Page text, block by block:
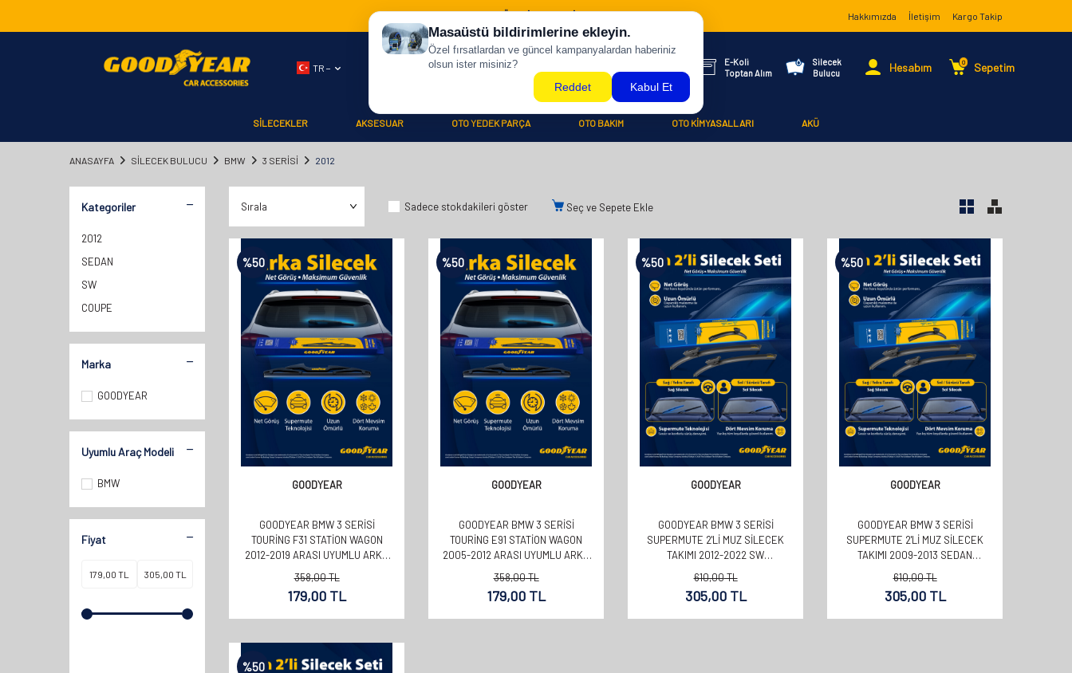
500 TL ÜZERİ KARGO BİZDEN ! Hakkımızda İletişim Kargo Takip
TR −
E-Koli
Toptan Alım
Silecek
Bulucu
Hesabım 0 Sepetim
SİLECEKLER AKSESUAR OTO YEDEK PARÇA OTO BAKIM OTO KİMYASALLARI AKÜ
ANASAYFA SILECEK BULUCU BMW 3 SERİSİ 2012
Kategoriler
2012
SEDAN
SW
COUPE
Marka
GOODYEAR
Uyumlu Araç Modeli
BMW
Fiyat
Sadece stokdakileri göster Seç ve Sepete Ekle
%50
GOODYEAR
GOODYEAR BMW 3 SERISI
TOURING F31 STATION WAGON
2012-2019 ARASI UYUMLU ARKA
358,00TL
179,00 TL
%50
GOODYEAR
GOODYEAR BMW 3 SERISI
TOURING E91 STATION WAGON
2005-2012 ARASI UYUMLU ARKA
358,00TL
179,00 TL
%50
GOODYEAR
GOODYEAR BMW 3 SERISI
SUPERMUTE 2'LI MUZ SILECEK
TAKIMI 2012-2022 SW
610,00TL
305,00TL
%50
GOODYEAR
GOODYEAR BMW 3 SERISI
SUPERMUTE 2'LI MUZ SILECEK
TAKIMI 2009-2013 SEDAN
610,00TL
305,00TL
%50